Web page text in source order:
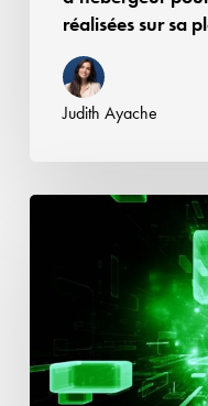
plateforme
réalisées sur sa
Judith Ayache
Fondations,
droits